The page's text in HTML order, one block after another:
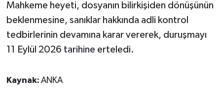
Mahkeme heyeti, dosyanın bilirkişiden dönüşünün
beklenmesine, sanıklar hakkında adli kontrol
tedbirlerinin devamına karar vererek, duruşmayı
11 Eylül 2026 tarihine erteledi.
Kaynak: ANKA